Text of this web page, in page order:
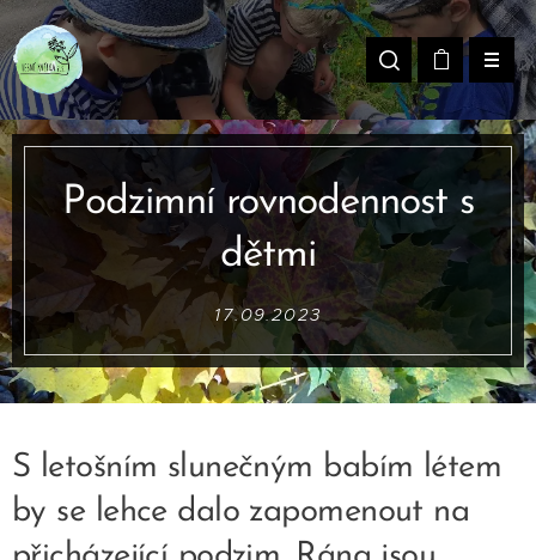
Podzimní rovnodennost s
dětmi
17.09.2023
S letošním slunečným babím létem
by se lehce dalo zapomenout na